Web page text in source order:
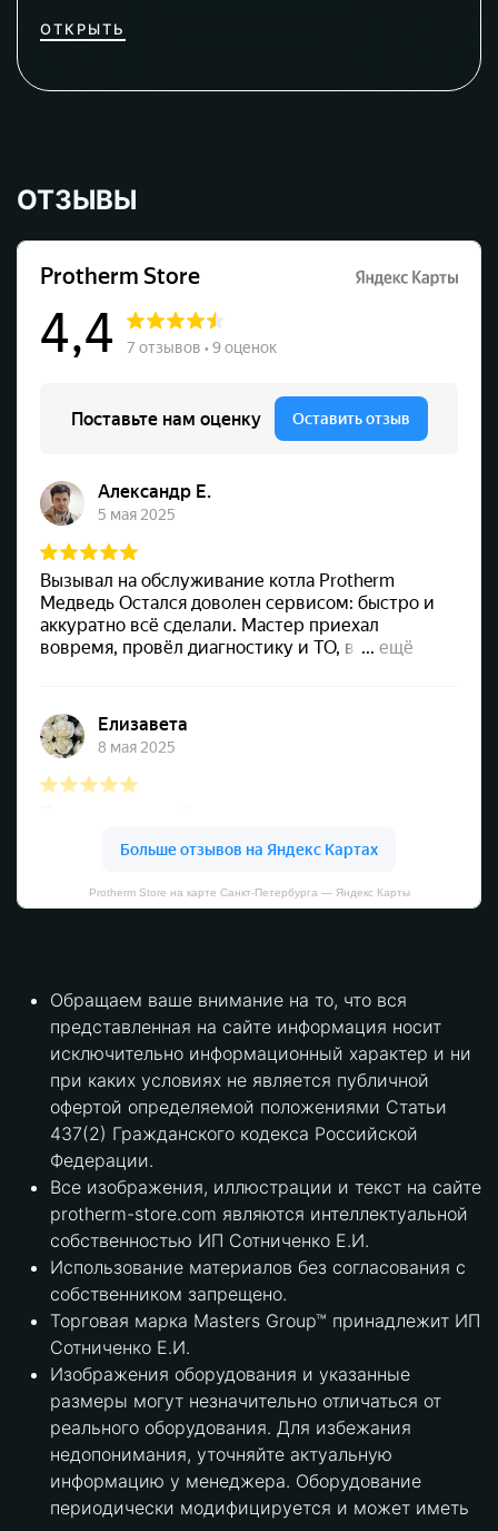
ОТКРЫТЬ
ОТЗЫВЫ
Protherm Store на карте Санкт‑Петербурга — Яндекс Карты
Обращаем ваше внимание на то, что вся
представленная на сайте информация носит
исключительно информационный характер и ни
при каких условиях не является публичной
офертой определяемой положениями Статьи
437(2) Гражданского кодекса Российской
Федерации.
Все изображения, иллюстрации и текст на сайте
protherm-store.com являются интеллектуальной
собственностью ИП Сотниченко Е.И.
Использование материалов без согласования с
собственником запрещено.
Торговая марка Masters Group™ принадлежит ИП
Сотниченко Е.И.
Изображения оборудования и указанные
размеры могут незначительно отличаться от
реального оборудования. Для избежания
недопонимания, уточняйте актуальную
информацию у менеджера. Оборудование
периодически модифицируется и может иметь